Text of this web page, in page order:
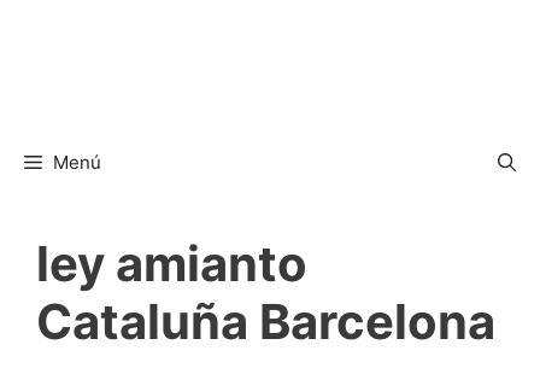
Menú
ley amianto
Cataluña Barcelona